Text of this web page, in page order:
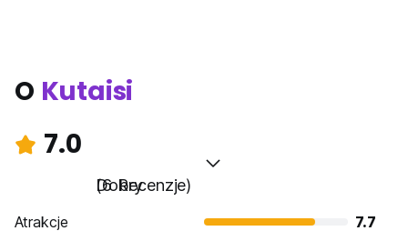
O Kutaisi
7.0
Dobry
(6 Recenzje)
Atrakcje
7.7